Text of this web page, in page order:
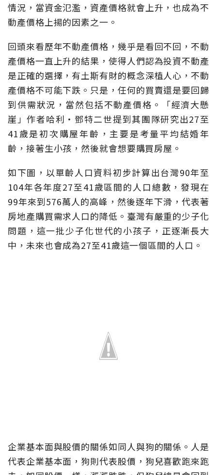
情況，當資金氾濫，資產價格就會上升，也成為不
動產價格上揚的因素之一。
回頭來看歷年不動產價格，幾乎是看回不回，不動
產價格一直上升的結果，使得人們認為投資不動產
是正確的選擇，有土斯有財的概念深植人心，不動
產價格不可能下跌。只是，任何的買賣還是要回歸
到供需狀況，當然包括不動產價格。「經濟大懸
崖」作者哈利‧鄧特二世提到其團隊研究出27至
41歲是初次購屋年齡，主要是考量平均結婚年
齡，接著生小孩，然後就會想要購買房屋。
如下圖，以單齡人口資料初步計算出台灣90年至
104年各年度27至41歲區間的人口總數，發現在
99年來到576萬人的高峰，然後逐年下滑，代表著
房地產購買需求人口的降低。臺灣有嚴重的少子化
問題，這一批少子化世代的小孩子，正逐漸長大
中，未來也會成為27至41歲這一個區間的人口。
企業基本面與股價的關係如同人與狗的關係。人是
代表企業基本面，狗則代表股價，狗兒喜歡跑來跑